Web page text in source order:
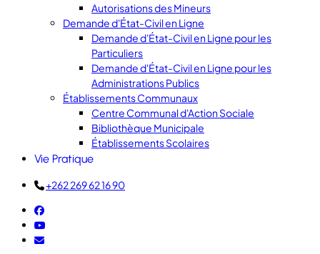
Autorisations des Mineurs
Demande d'État-Civil en Ligne
Demande d'État-Civil en Ligne pour les
Particuliers
Demande d'État-Civil en Ligne pour les
Administrations Publics
Établissements Communaux
Centre Communal d'Action Sociale
Bibliothèque Municipale
Établissements Scolaires
Vie Pratique
+262 269 62 16 90